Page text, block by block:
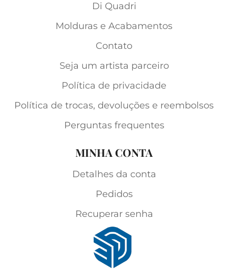
Di Quadri
Molduras e Acabamentos
Contato
Seja um artista parceiro
Política de privacidade
Política de trocas, devoluções e reembolsos
Perguntas frequentes
MINHA CONTA
Detalhes da conta
Pedidos
Recuperar senha